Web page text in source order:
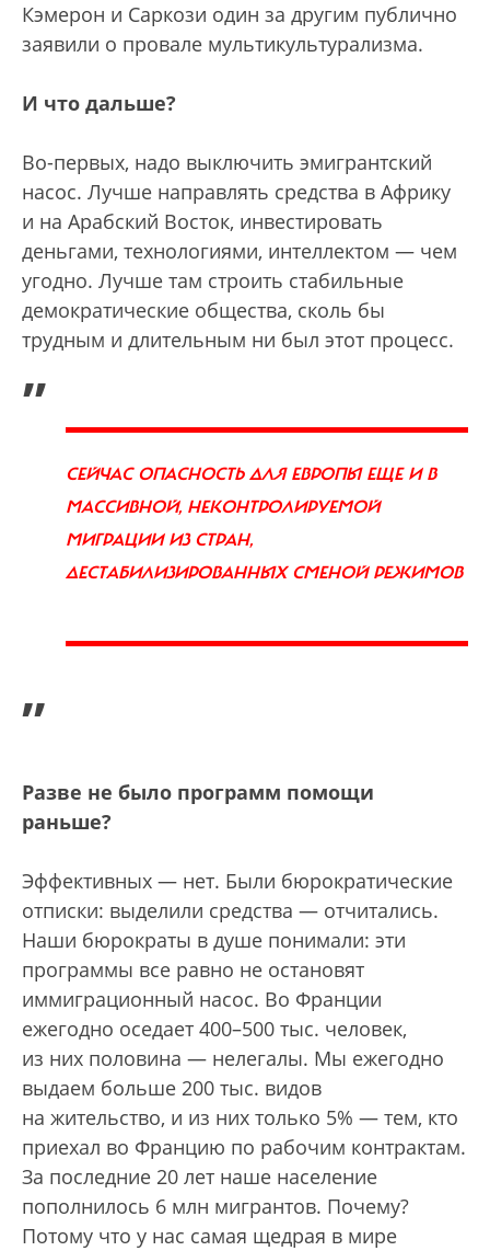
Кэмерон и Саркози один за другим публично
заявили о провале мультикультурализма.
И что дальше?
Во-первых, надо выключить эмигрантский
насос. Лучше направлять средства в Африку
и на Арабский Восток, инвестировать
деньгами, технологиями, интеллектом — чем
угодно. Лучше там строить стабильные
демократические общества, сколь бы
трудным и длительным ни был этот процесс.
„
СЕЙЧАС ОПАСНОСТЬ ДЛЯ ЕВРОПЫ ЕЩЕ И В
МАССИВНОЙ, НЕКОНТРОЛИРУЕМОЙ
МИГРАЦИИ ИЗ СТРАН,
ДЕСТАБИЛИЗИРОВАННЫХ СМЕНОЙ РЕЖИМОВ
”
Разве не было программ помощи
раньше?
Эффективных — нет. Были бюрократические
отписки: выделили средства — отчитались.
Наши бюрократы в душе понимали: эти
программы все равно не остановят
иммиграционный насос. Во Франции
ежегодно оседает 400–500 тыс. человек,
из них половина — нелегалы. Мы ежегодно
выдаем больше 200 тыс. видов
на жительство, и из них только 5% — тем, кто
приехал во Францию по рабочим контрактам.
За последние 20 лет наше население
пополнилось 6 млн мигрантов. Почему?
Потому что у нас самая щедрая в мире